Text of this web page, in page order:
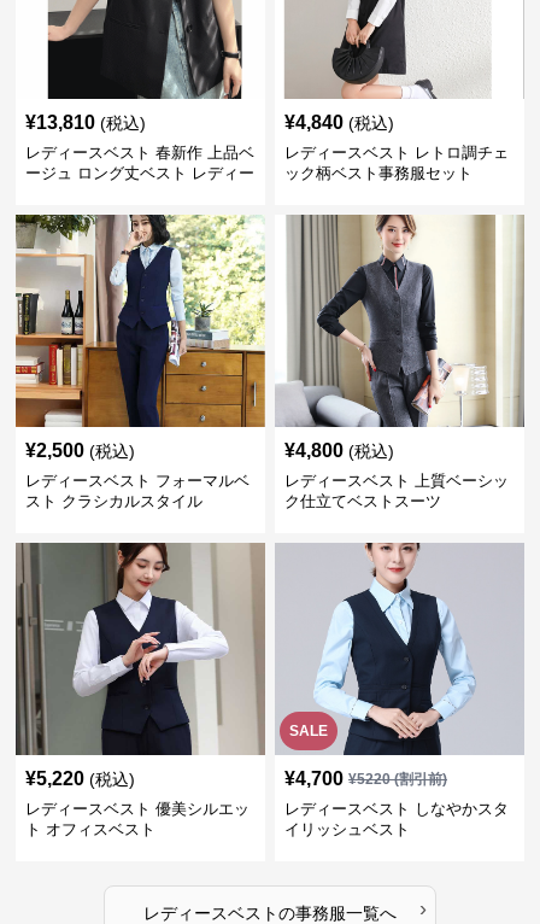
¥13,810 (税込)
レディースベスト 春新作 上品ベ
ージュ ロング丈ベスト レディー
¥4,840 (税込)
レディースベスト レトロ調チェ
ック柄ベスト事務服セット
¥2,500 (税込)
レディースベスト フォーマルベ
スト クラシカルスタイル
¥4,800 (税込)
レディースベスト 上質ベーシッ
ク仕立てベストスーツ
¥5,220 (税込)
レディースベスト 優美シルエッ
ト オフィスベスト
SALE
¥4,700 ¥5220(割引前)
レディースベスト しなやかスタ
イリッシュベスト
レディースベストの事務服一覧へ ›